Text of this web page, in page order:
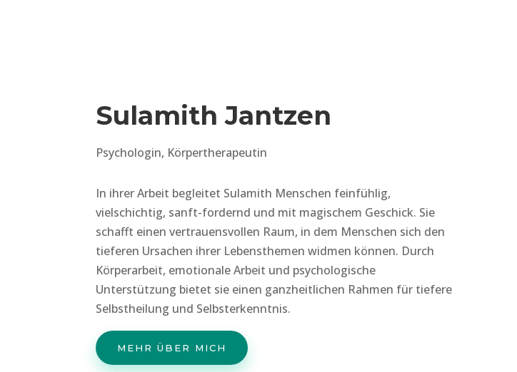
Sulamith Jantzen
Psychologin, Körpertherapeutin
In ihrer Arbeit begleitet Sulamith Menschen feinfühlig,
vielschichtig, sanft-fordernd und mit magischem Geschick. Sie
schafft einen vertrauensvollen Raum, in dem Menschen sich den
tieferen Ursachen ihrer Lebensthemen widmen können. Durch
Körperarbeit, emotionale Arbeit und psychologische
Unterstützung bietet sie einen ganzheitlichen Rahmen für tiefere
Selbstheilung und Selbsterkenntnis.
MEHR ÜBER MICH